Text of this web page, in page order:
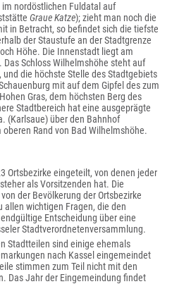
nordöstlichen Fuldatal auf
Graue Katze); zieht man noch die
in Betracht, so befindet sich die tiefste
der Staustufe an der Stadtgrenze
Höhe. Die Innenstadt liegt am
Schloss Wilhelmshöhe steht auf
die höchste Stelle des Stadtgebiets
mit auf dem Gipfel des zum
Gras, dem höchsten Berg des
Stadtbereich hat eine ausgeprägte
(Karlsaue) über den Bahnhof
Rand von Bad Wilhelmshöhe.
Ortsbezirke eingeteilt, von denen jeder
als Vorsitzenden hat. Die
der Bevölkerung der Ortsbezirke
allen wichtigen Fragen, die den
Entscheidung über eine
Stadtverordnetenversammlung.
Stadtteilen sind einige ehemals
nach Kassel eingemeindet
stimmen zum Teil nicht mit den
Das Jahr der Eingemeindung findet